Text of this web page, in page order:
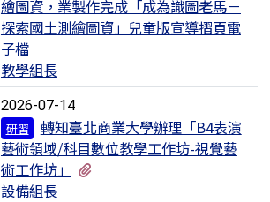
繪圖資，業製作完成「成為識圖老馬－
探索國土測繪圖資」兒童版宣導摺頁電
子檔
教學組長
2026-07-14
研習
轉知臺北商業大學辦理「B4表演
藝術領域/科目數位教學工作坊-視覺藝
術工作坊」
設備組長